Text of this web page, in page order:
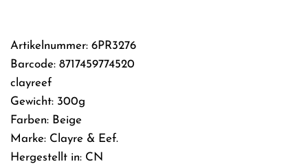
Artikelnummer: 6PR3276
Barcode: 8717459774520
clayreef
Gewicht: 300g
Farben: Beige
Marke: Clayre & Eef.
Hergestellt in: CN